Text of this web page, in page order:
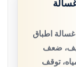
اطباق
ضعف
توقف